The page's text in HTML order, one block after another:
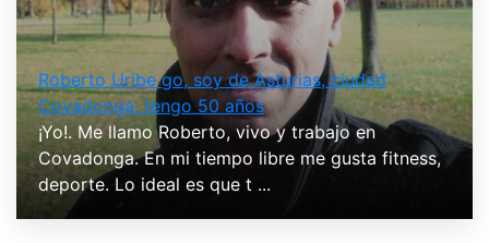
Roberto Uribe go, soy de Asturias, ciudad
Covadonga, tengo 50 años
¡Yo!. Me llamo Roberto, vivo y trabajo en
Covadonga. En mi tiempo libre me gusta fitness,
deporte. Lo ideal es que t ...